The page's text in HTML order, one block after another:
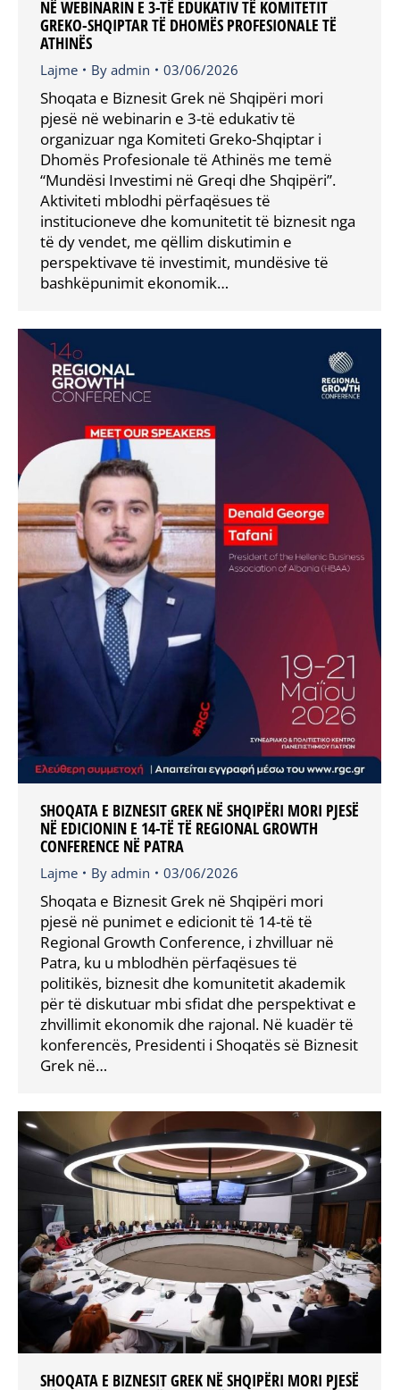
NË WEBINARIN E 3-TË EDUKATIV TË KOMITETIT
GREKO-SHQIPTAR TË DHOMËS PROFESIONALE TË
ATHINËS
Lajme By admin 03/06/2026
Shoqata e Biznesit Grek në Shqipëri mori
pjesë në webinarin e 3-të edukativ të
organizuar nga Komiteti Greko-Shqiptar i
Dhomës Profesionale të Athinës me temë
“Mundësi Investimi në Greqi dhe Shqipëri”.
Aktiviteti mblodhi përfaqësues të
institucioneve dhe komunitetit të biznesit nga
të dy vendet, me qëllim diskutimin e
perspektivave të investimit, mundësive të
bashkëpunimit ekonomik…
SHOQATA E BIZNESIT GREK NË SHQIPËRI MORI PJESË
NË EDICIONIN E 14-TË TË REGIONAL GROWTH
CONFERENCE NË PATRA
Lajme By admin 03/06/2026
Shoqata e Biznesit Grek në Shqipëri mori
pjesë në punimet e edicionit të 14-të të
Regional Growth Conference, i zhvilluar në
Patra, ku u mblodhën përfaqësues të
politikës, biznesit dhe komunitetit akademik
për të diskutuar mbi sfidat dhe perspektivat e
zhvillimit ekonomik dhe rajonal. Në kuadër të
konferencës, Presidenti i Shoqatës së Biznesit
Grek në…
SHOQATA E BIZNESIT GREK NË SHQIPËRI MORI PJESË